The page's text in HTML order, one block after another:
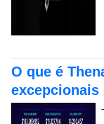
O que é
excepcionais